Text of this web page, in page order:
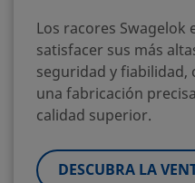
Los racores Swagelok
satisfacer sus más
seguridad y fiabilidad,
una fabricación
calidad superior.
DESCUBRA LA